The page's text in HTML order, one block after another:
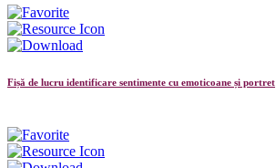
Fișă de lucru identificare sentimente cu emoticoane și portret